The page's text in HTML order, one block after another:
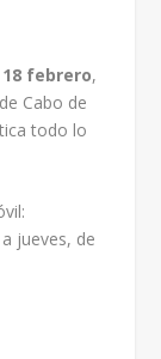
febrero,
Cabo de
todo lo
jueves, de